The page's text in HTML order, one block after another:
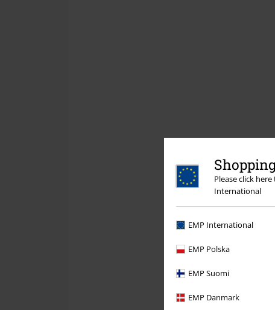
Please click
International
EMP International
EMP Polska
EMP Suomi
EMP Danmark